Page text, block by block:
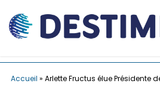
Accueil » Arlette Fructus élue Présidente